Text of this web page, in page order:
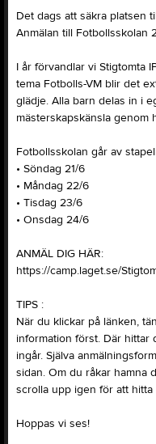
Det dags att säkra platsen
Anmälan till Fotbollsskolan
I år förvandlar vi Stigtomta
tema Fotbolls-VM blir det
glädje. Alla barn delas in i
mästerskapskänsla genom
Fotbollsskolan går av
• Söndag 21/6
• Måndag 22/6
• Tisdag 23/6
• Onsdag 24/6
ANMÄL DIG HÄR:
https://camp.laget.se/
TIPS :
När du klickar på länken,
information först. Där hittar
ingår. Själva
sidan. Om du råkar hamna
scrolla upp igen för att hitta
Hoppas vi ses!